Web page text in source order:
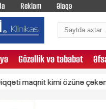
Reklam Əlaqə
Gözəllik və təbabət
kimi özünə çəkən 3 bürc